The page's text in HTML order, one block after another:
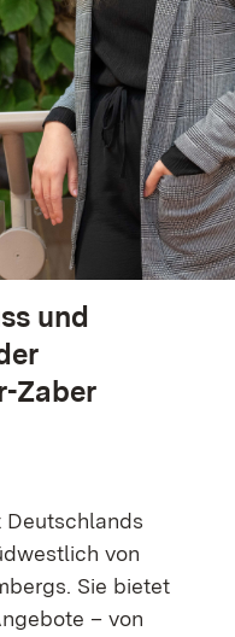
und
Zaber
Deutschlands
von
Sie bietet
– von